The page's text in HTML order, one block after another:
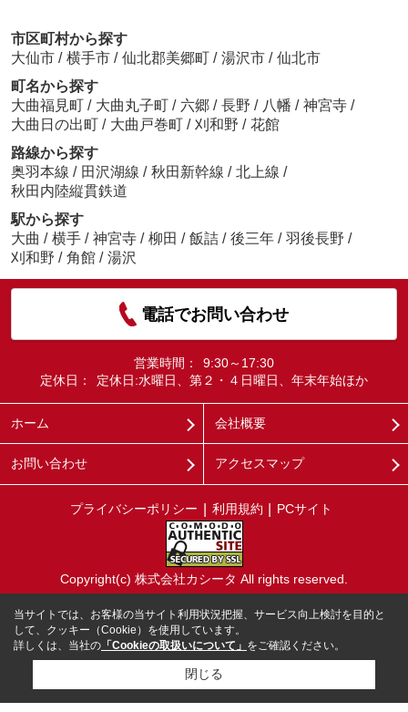
市区町村から探す
大仙市 / 横手市 / 仙北郡美郷町 / 湯沢市 / 仙北市
町名から探す
大曲福見町 / 大曲丸子町 / 六郷 / 長野 / 八幡 / 神宮寺 /
大曲日の出町 / 大曲戸巻町 / 刈和野 / 花館
路線から探す
奥羽本線 / 田沢湖線 / 秋田新幹線 / 北上線 /
秋田内陸縦貫鉄道
駅から探す
大曲 / 横手 / 神宮寺 / 柳田 / 飯詰 / 後三年 / 羽後長野 /
刈和野 / 角館 / 湯沢
電話でお問い合わせ
営業時間：
9:30～17:30
定休日：
定休日:水曜日、第２・４日曜日、年末年始ほか
ホーム 会社概要
お問い合わせ アクセスマップ
プライバシーポリシー 利用規約 PCサイト
Copyright(c) 株式会社カシータ All rights reserved.
当サイトでは、お客様の当サイト利用状況把握、サービス向上検討を目的と
して、クッキー（Cookie）を使用しています。
詳しくは、当社の 「Cookieの取扱いについて」 をご確認ください。
閉じる